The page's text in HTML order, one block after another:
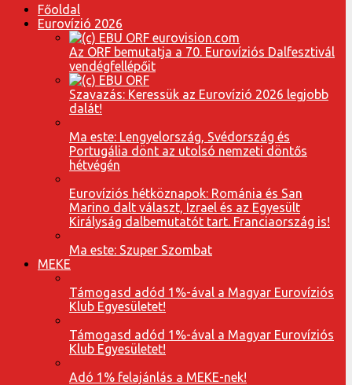
Főoldal
Eurovízió 2026
Az ORF bemutatja a 70. Eurovíziós Dalfesztivál
vendégfellépőit
Szavazás: Keressük az Eurovízió 2026 legjobb
dalát!
Ma este: Lengyelország, Svédország és
Portugália dönt az utolsó nemzeti döntős
hétvégén
Eurovíziós hétköznapok: Románia és San
Marino dalt választ, Izrael és az Egyesült
Királyság dalbemutatót tart. Franciaország is!
Ma este: Szuper Szombat
MEKE
Támogasd adód 1%-ával a Magyar Eurovíziós
Klub Egyesületet!
Támogasd adód 1%-ával a Magyar Eurovíziós
Klub Egyesületet!
Adó 1% felajánlás a MEKE-nek!